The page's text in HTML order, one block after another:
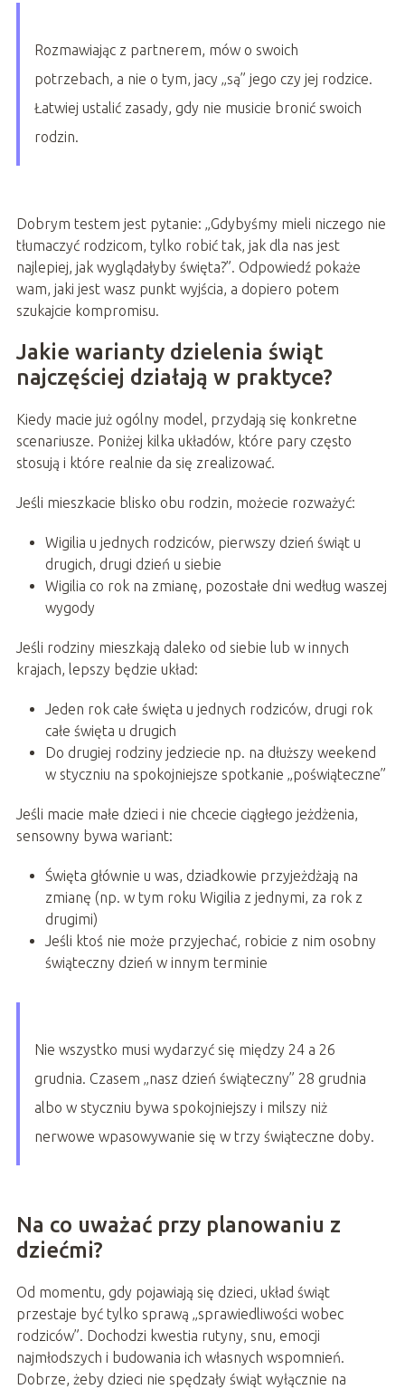
Rozmawiając z partnerem, mów o swoich
potrzebach, a nie o tym, jacy „są” jego czy jej rodzice.
Łatwiej ustalić zasady, gdy nie musicie bronić swoich
rodzin.
Dobrym testem jest pytanie: „Gdybyśmy mieli niczego nie
tłumaczyć rodzicom, tylko robić tak, jak dla nas jest
najlepiej, jak wyglądałyby święta?”. Odpowiedź pokaże
wam, jaki jest wasz punkt wyjścia, a dopiero potem
szukajcie kompromisu.
Jakie warianty dzielenia świąt
najczęściej działają w praktyce?
Kiedy macie już ogólny model, przydają się konkretne
scenariusze. Poniżej kilka układów, które pary często
stosują i które realnie da się zrealizować.
Jeśli mieszkacie blisko obu rodzin, możecie rozważyć:
Wigilia u jednych rodziców, pierwszy dzień świąt u
drugich, drugi dzień u siebie
Wigilia co rok na zmianę, pozostałe dni według waszej
wygody
Jeśli rodziny mieszkają daleko od siebie lub w innych
krajach, lepszy będzie układ:
Jeden rok całe święta u jednych rodziców, drugi rok
całe święta u drugich
Do drugiej rodziny jedziecie np. na dłuższy weekend
w styczniu na spokojniejsze spotkanie „poświąteczne”
Jeśli macie małe dzieci i nie chcecie ciągłego jeżdżenia,
sensowny bywa wariant:
Święta głównie u was, dziadkowie przyjeżdżają na
zmianę (np. w tym roku Wigilia z jednymi, za rok z
drugimi)
Jeśli ktoś nie może przyjechać, robicie z nim osobny
świąteczny dzień w innym terminie
Nie wszystko musi wydarzyć się między 24 a 26
grudnia. Czasem „nasz dzień świąteczny” 28 grudnia
albo w styczniu bywa spokojniejszy i milszy niż
nerwowe wpasowywanie się w trzy świąteczne doby.
Na co uważać przy planowaniu z
dziećmi?
Od momentu, gdy pojawiają się dzieci, układ świąt
przestaje być tylko sprawą „sprawiedliwości wobec
rodziców”. Dochodzi kwestia rutyny, snu, emocji
najmłodszych i budowania ich własnych wspomnień.
Dobrze, żeby dzieci nie spędzały świąt wyłącznie na